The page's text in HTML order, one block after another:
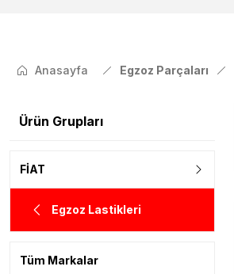
Anasayfa Egzoz Parçaları
Ürün Grupları
FİAT
Egzoz Lastikleri
Tüm Markalar